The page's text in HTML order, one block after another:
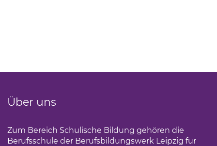
Über uns
Zum Bereich Schulische Bildung gehören die
Berufsschule der Berufsbildungswerk Leipzig für